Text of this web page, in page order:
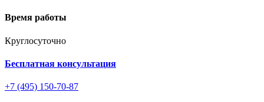
Время работы
Круглосуточно
Бесплатная консультация
+7 (495) 150-70-87